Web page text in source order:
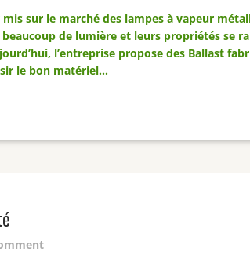
sur le marché des lampes à vapeur
de lumière et leurs propriétés se
l’entreprise propose des Ballast
le bon matériel…